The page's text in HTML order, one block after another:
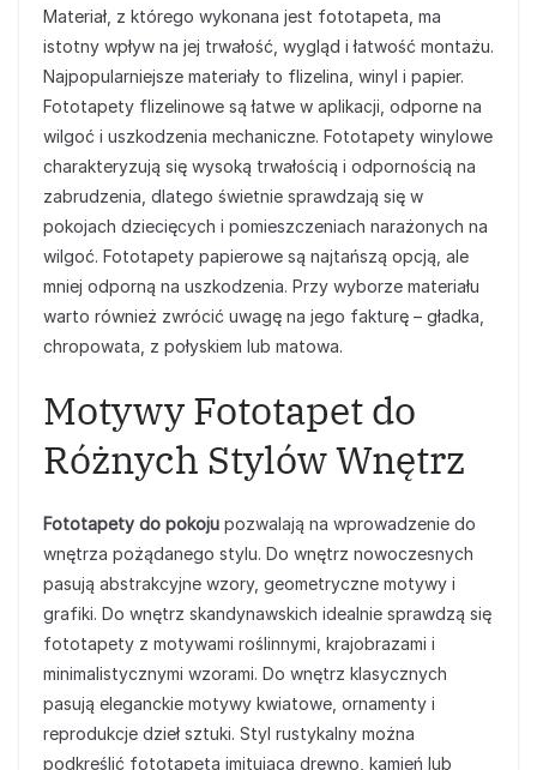
Materiał, z którego wykonana jest fototapeta, ma
istotny wpływ na jej trwałość, wygląd i łatwość montażu.
Najpopularniejsze materiały to flizelina, winyl i papier.
Fototapety flizelinowe są łatwe w aplikacji, odporne na
wilgoć i uszkodzenia mechaniczne. Fototapety winylowe
charakteryzują się wysoką trwałością i odpornością na
zabrudzenia, dlatego świetnie sprawdzają się w
pokojach dziecięcych i pomieszczeniach narażonych na
wilgoć. Fototapety papierowe są najtańszą opcją, ale
mniej odporną na uszkodzenia. Przy wyborze materiału
warto również zwrócić uwagę na jego fakturę – gładka,
chropowata, z połyskiem lub matowa.
Motywy Fototapet do
Różnych Stylów Wnętrz
Fototapety do pokoju pozwalają na wprowadzenie do
wnętrza pożądanego stylu. Do wnętrz nowoczesnych
pasują abstrakcyjne wzory, geometryczne motywy i
grafiki. Do wnętrz skandynawskich idealnie sprawdzą się
fototapety z motywami roślinnymi, krajobrazami i
minimalistycznymi wzorami. Do wnętrz klasycznych
pasują eleganckie motywy kwiatowe, ornamenty i
reprodukcje dzieł sztuki. Styl rustykalny można
podkreślić fototapetą imitującą drewno, kamień lub